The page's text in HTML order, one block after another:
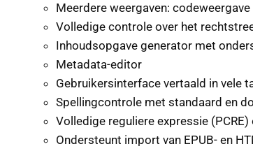
Meerdere weergaven:
Volledige controle over het
Inhoudsopgave generator met
Metadata-editor
Gebruikersinterface vertaald in vele
Spellingcontrole met standaard en
Volledige reguliere expressie
Ondersteunt import van EPUB- en